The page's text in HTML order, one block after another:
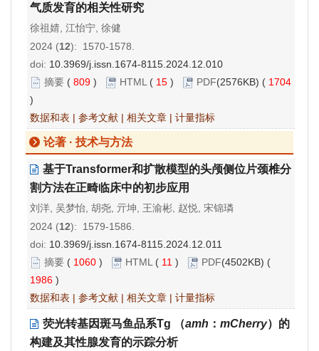
气质发育的相关性研究
徐祖婧, 江怡宁, 徐健
2024 (12): 1570-1578.
doi: 10.3969/j.issn.1674-8115.2024.12.010
摘要 ( 809 ) HTML ( 15 ) PDF(2576KB) ( 1704
)
数据和表 | 参考文献 | 相关文章 | 计量指标
论著 · 技术与方法
基于Transformer和扩散模型的头颅侧位片颈椎分
割方法在正畸临床中的初步应用
刘洋, 吴梦怡, 胡尧, 亓坤, 王渝彬, 赵悦, 宋锦璘
2024 (12): 1579-1586.
doi: 10.3969/j.issn.1674-8115.2024.12.011
摘要 ( 1060 ) HTML ( 11 ) PDF(4502KB) (
1986 )
数据和表 | 参考文献 | 相关文章 | 计量指标
荧光转基因斑马鱼品系Tg （amh ： mCherry）的
构建及其性腺发育的示踪分析